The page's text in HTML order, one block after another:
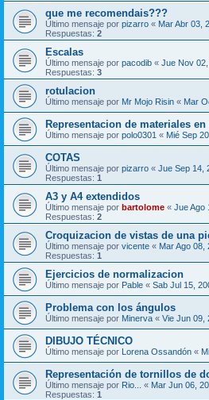
que me recomendais???
Último mensaje por pizarro « Mar Abr 03,
Respuestas: 2
Escalas
Último mensaje por pacodib « Jue Nov
Respuestas: 3
rotulacion
Último mensaje por Mr Mojo Risin « Mar
Representacion de materiales en
Último mensaje por polo0301 « Mié Sep
COTAS
Último mensaje por pizarro « Jue Sep 14,
Respuestas: 1
A3 y A4 extendidos
Último mensaje por bartolome « Jue Ago
Respuestas: 2
Croquizacion de vistas de una
Último mensaje por vicente « Mar Ago 08,
Respuestas: 1
Ejercicios de normalizacion
Último mensaje por Pable « Sab Jul 15,
Problema con los ángulos
Último mensaje por Minerva « Vie Jun 09,
DIBUJO TÉCNICO
Último mensaje por Lorena Ossandón «
Representación de tornillos de
Último mensaje por Rio... « Mar Jun 06,
Respuestas: 1